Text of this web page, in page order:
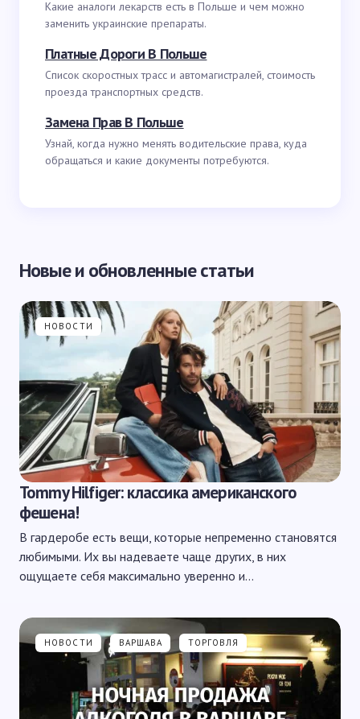
Какие аналоги лекарств есть в Польше и чем можно
заменить украинские препараты.
Платные Дороги В Польше
Список скоростных трасс и автомагистралей, стоимость
проезда транспортных средств.
Замена Прав В Польше
Узнай, когда нужно менять водительские права, куда
обращаться и какие документы потребуются.
Новые и обновленные статьи
НОВОСТИ
Tommy Hilfiger: классика американского
фешена!
В гардеробе есть вещи, которые непременно становятся
любимыми. Их вы надеваете чаще других, в них
ощущаете себя максимально уверенно и…
НОВОСТИ ВАРШАВА ТОРГОВЛЯ